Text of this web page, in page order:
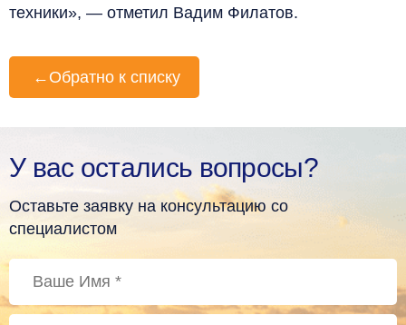
техники», — отметил Вадим Филатов.
← Обратно к списку
У вас остались вопросы?
Оставьте заявку на консультацию со
специалистом